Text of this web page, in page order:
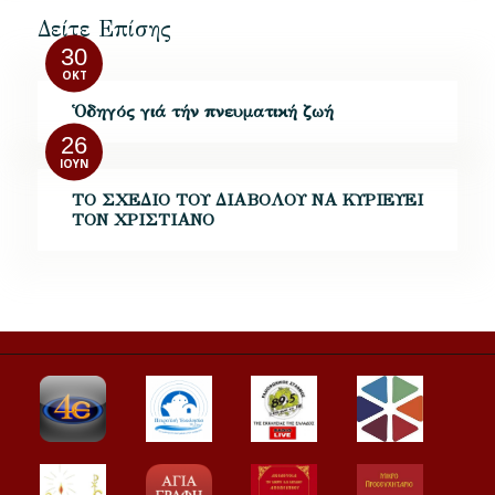
Δείτε Επίσης
30
ΟΚΤ
Ὁδηγός γιά τήν πνευματική ζωή
26
ΙΟΎΝ
ΤΟ ΣΧΕΔΙΟ ΤΟΥ ΔΙΑΒΟΛΟΥ ΝΑ ΚΥΡΙΕΥΕΙ
ΤΟΝ ΧΡΙΣΤΙΑΝΟ